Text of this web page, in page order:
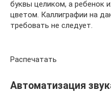
буквы целиком, а ребенок
цветом. Каллиграфии на
требовать не следует.
Распечатать
Автоматизация